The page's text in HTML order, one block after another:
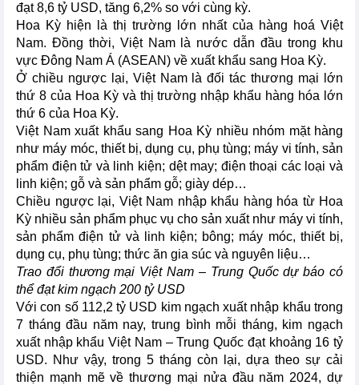
đạt 8,6 tỷ USD, tăng 6,2% so với cùng kỳ.
Hoa Kỳ hiện là thị trường lớn nhất của hàng hoá Việt
Nam. Đồng thời, Việt Nam là nước dẫn đầu trong khu
vực Đông Nam Á (ASEAN) về xuất khẩu sang Hoa Kỳ.
Ở chiều ngược lại, Việt Nam là đối tác thương mại lớn
thứ 8 của Hoa Kỳ và thị trường nhập khẩu hàng hóa lớn
thứ 6 của Hoa Kỳ.
Việt Nam xuất khẩu sang Hoa Kỳ nhiều nhóm mặt hàng
như máy móc, thiết bị, dụng cụ, phụ tùng; máy vi tính, sản
phẩm điện tử và linh kiện; dệt may; điện thoại các loại và
linh kiện; gỗ và sản phẩm gỗ; giày dép…
Chiều ngược lại, Việt Nam nhập khẩu hàng hóa từ Hoa
Kỳ nhiều sản phẩm phục vụ cho sản xuất như máy vi tính,
sản phẩm điện tử và linh kiện; bông; máy móc, thiết bị,
dụng cụ, phụ tùng; thức ăn gia súc và nguyên liệu…
Trao đổi thương mại Việt Nam – Trung Quốc dự báo có
thể đạt kim ngạch 200 tỷ USD
Với con số 112,2 tỷ USD kim ngạch xuất nhập khẩu trong
7 tháng đầu năm nay, trung bình mỗi tháng, kim ngạch
xuất nhập khẩu Việt Nam – Trung Quốc đạt khoảng 16 tỷ
USD. Như vậy, trong 5 tháng còn lại, dựa theo sự cải
thiện mạnh mẽ về thương mại nửa đầu năm 2024, dự